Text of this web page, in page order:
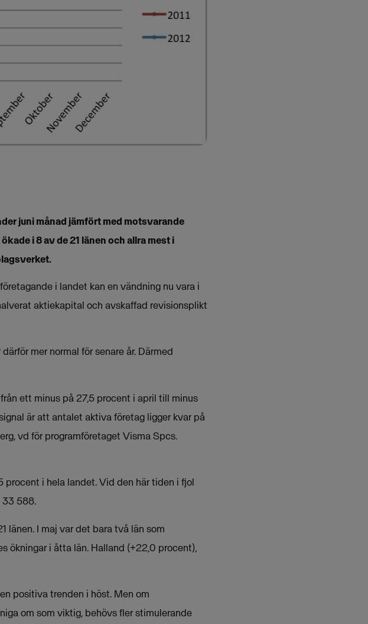
juni månad jämfört med motsvarande
i 8 av de 21 länen och allra mest i
i landet kan en vändning nu vara i
aktiekapital och avskaffad revisionsplikt
mer normal för senare år. Därmed
ett minus på 27,5 procent i april till minus
är att antalet aktiva företag ligger kvar på
vd för programföretaget Visma Spcs.
procent i hela landet. Vid den här tiden i fjol
33 588.
länen. I maj var det bara två län som
ökningar i åtta län. Halland (+22,0 procent),
positiva trenden i höst. Men om
om som viktig, behövs fler stimulerande